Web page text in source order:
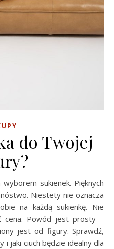
do Twojej
sukienek. Pięknych
Niestety nie oznacza
na każdą sukienkę. Nie
cena. Powód jest prosty –
jest od figury. Sprawdź,
i jaki ciuch będzie idealny dla